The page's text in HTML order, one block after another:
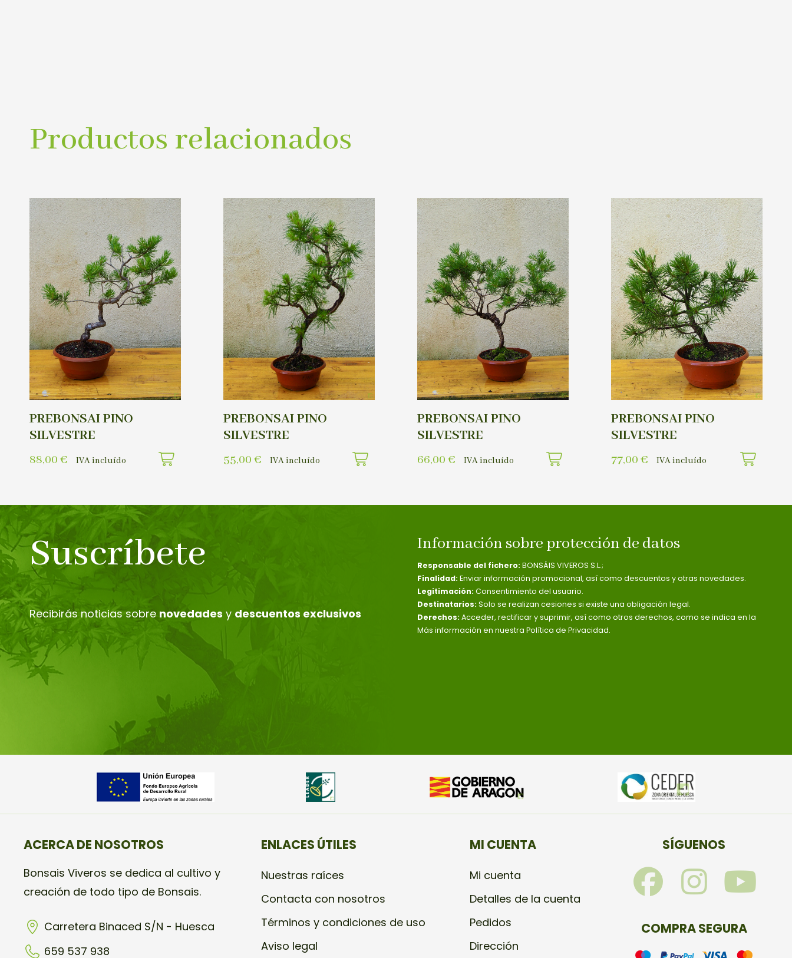
Productos relacionados
PREBONSAI PINO
SILVESTRE
88,00 € IVA incluído
PREBONSAI PINO
SILVESTRE
55,00 € IVA incluído
PREBONSAI PINO
SILVESTRE
66,00 € IVA incluído
PREBONSAI PINO
SILVESTRE
77,00 € IVA incluído
Suscríbete
Recibirás noticias sobre novedades y descuentos exclusivos
Información sobre protección de datos
Responsable del fichero: BONSÁIS VIVEROS S.L.;
Finalidad: Enviar información promocional, así como descuentos y otras novedades.
Legitimación: Consentimiento del usuario.
Destinatarios: Solo se realizan cesiones si existe una obligación legal.
Derechos: Acceder, rectificar y suprimir, así como otros derechos, como se indica en la
Más información en nuestra Política de Privacidad.
ACERCA DE NOSOTROS
Bonsais Viveros se dedica al cultivo y
creación de todo tipo de Bonsais.
Carretera Binaced S/N - Huesca
659 537 938
ENLACES ÚTILES
Nuestras raíces
Contacta con nosotros
Términos y condiciones de uso
Aviso legal
MI CUENTA
Mi cuenta
Detalles de la cuenta
Pedidos
Dirección
SÍGUENOS
F
a
c
I
n
s
Y
u
COMPRA SEGURA